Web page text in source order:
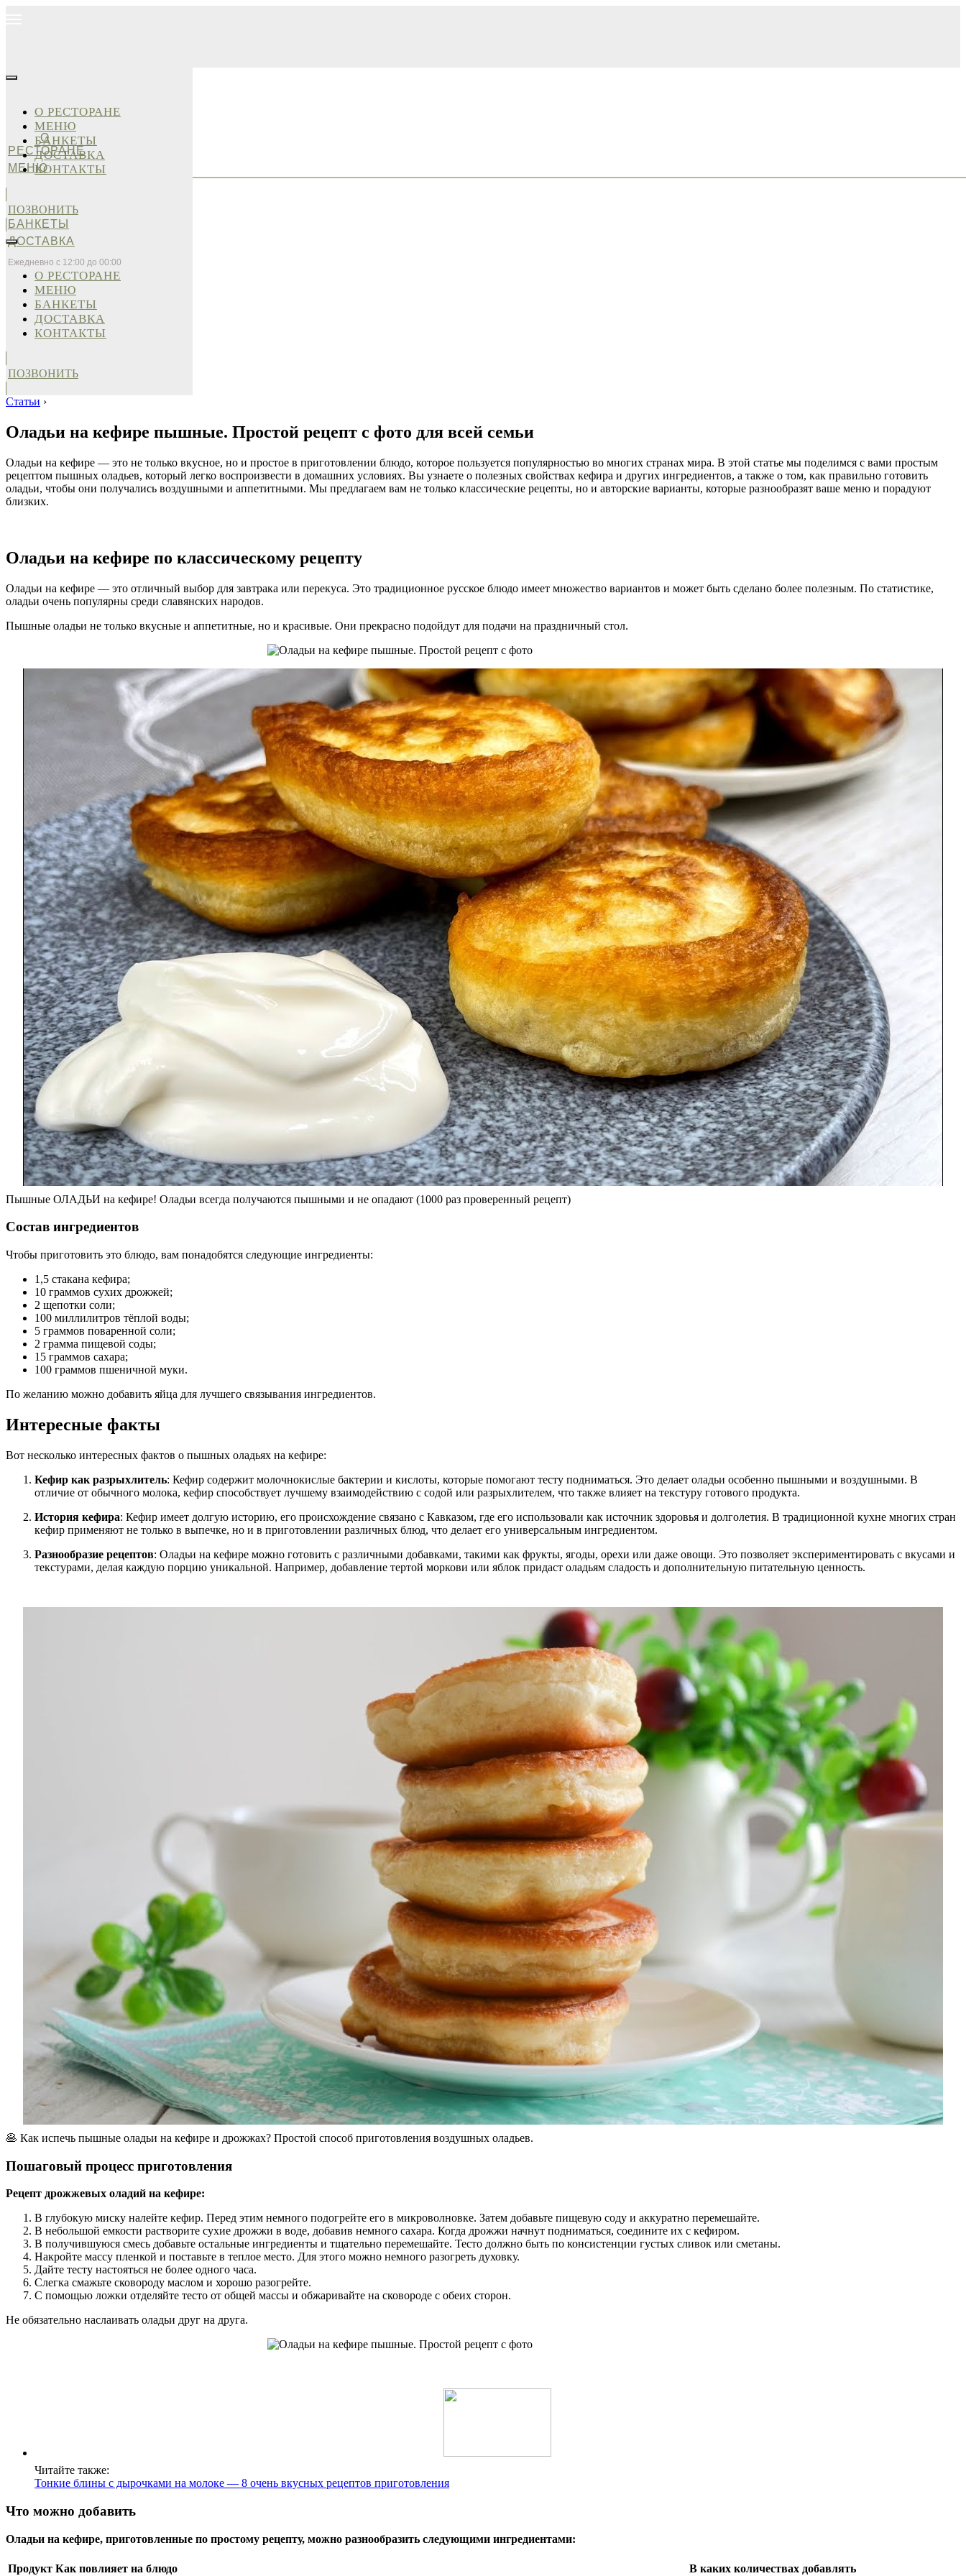
О
РЕСТОРАНЕ
МЕНЮ
БАНКЕТЫ
ДОСТАВКА
Ежедневно с 12:00 до 00:00
О РЕСТОРАНЕ
МЕНЮ
БАНКЕТЫ
ДОСТАВКА
КОНТАКТЫ
ПОЗВОНИТЬ
О РЕСТОРАНЕ
МЕНЮ
БАНКЕТЫ
ДОСТАВКА
КОНТАКТЫ
ПОЗВОНИТЬ
Статьи ›
Оладьи на кефире пышные. Простой рецепт с фото для всей семьи
Оладьи на кефире — это не только вкусное, но и простое в приготовлении блюдо, которое пользуется популярностью во многих странах мира. В этой статье мы поделимся с вами простым
рецептом пышных оладьев, который легко воспроизвести в домашних условиях. Вы узнаете о полезных свойствах кефира и других ингредиентов, а также о том, как правильно готовить
оладьи, чтобы они получались воздушными и аппетитными. Мы предлагаем вам не только классические рецепты, но и авторские варианты, которые разнообразят ваше меню и порадуют
близких.
Оладьи на кефире по классическому рецепту
Оладьи на кефире — это отличный выбор для завтрака или перекуса. Это традиционное русское блюдо имеет множество вариантов и может быть сделано более полезным. По статистике,
оладьи очень популярны среди славянских народов.
Пышные оладьи не только вкусные и аппетитные, но и красивые. Они прекрасно подойдут для подачи на праздничный стол.
Пышные ОЛАДЬИ на кефире! Оладьи всегда получаются пышными и не опадают (1000 раз проверенный рецепт)
Состав ингредиентов
Чтобы приготовить это блюдо, вам понадобятся следующие ингредиенты:
1,5 стакана кефира;
10 граммов сухих дрожжей;
2 щепотки соли;
100 миллилитров тёплой воды;
5 граммов поваренной соли;
2 грамма пищевой соды;
15 граммов сахара;
100 граммов пшеничной муки.
По желанию можно добавить яйца для лучшего связывания ингредиентов.
Интересные факты
Вот несколько интересных фактов о пышных оладьях на кефире:
Кефир как разрыхлитель: Кефир содержит молочнокислые бактерии и кислоты, которые помогают тесту подниматься. Это делает оладьи особенно пышными и воздушными. В
отличие от обычного молока, кефир способствует лучшему взаимодействию с содой или разрыхлителем, что также влияет на текстуру готового продукта.
История кефира: Кефир имеет долгую историю, его происхождение связано с Кавказом, где его использовали как источник здоровья и долголетия. В традиционной кухне многих стран
кефир применяют не только в выпечке, но и в приготовлении различных блюд, что делает его универсальным ингредиентом.
Разнообразие рецептов: Оладьи на кефире можно готовить с различными добавками, такими как фрукты, ягоды, орехи или даже овощи. Это позволяет экспериментировать с вкусами и
текстурами, делая каждую порцию уникальной. Например, добавление тертой моркови или яблок придаст оладьям сладость и дополнительную питательную ценность.
🥞 Как испечь пышные оладьи на кефире и дрожжах? Простой способ приготовления воздушных оладьев.
Пошаговый процесс приготовления
Рецепт дрожжевых оладий на кефире:
В глубокую миску налейте кефир. Перед этим немного подогрейте его в микроволновке. Затем добавьте пищевую соду и аккуратно перемешайте.
В небольшой емкости растворите сухие дрожжи в воде, добавив немного сахара. Когда дрожжи начнут подниматься, соедините их с кефиром.
В получившуюся смесь добавьте остальные ингредиенты и тщательно перемешайте. Тесто должно быть по консистенции густых сливок или сметаны.
Накройте массу пленкой и поставьте в теплое место. Для этого можно немного разогреть духовку.
Дайте тесту настояться не более одного часа.
Слегка смажьте сковороду маслом и хорошо разогрейте.
С помощью ложки отделяйте тесто от общей массы и обжаривайте на сковороде с обеих сторон.
Не обязательно наслаивать оладьи друг на друга.
Читайте также:
Тонкие блины с дырочками на молоке — 8 очень вкусных рецептов приготовления
Что можно добавить
Оладьи на кефире, приготовленные по простому рецепту, можно разнообразить следующими ингредиентами:
Продукт Как повлияет на блюдо В каких количествах добавлять